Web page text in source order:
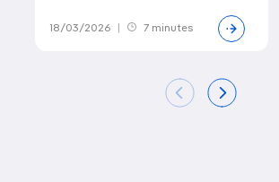
18/03/2026 7 minutes